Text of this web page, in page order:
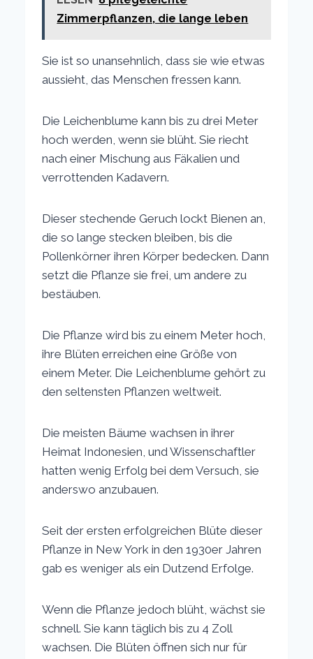
Zimmerpflanzen, die lange leben
Sie ist so unansehnlich, dass sie wie etwas
aussieht, das Menschen fressen kann.
Die Leichenblume kann bis zu drei Meter
hoch werden, wenn sie blüht. Sie riecht
nach einer Mischung aus Fäkalien und
verrottenden Kadavern.
Dieser stechende Geruch lockt Bienen an,
die so lange stecken bleiben, bis die
Pollenkörner ihren Körper bedecken. Dann
setzt die Pflanze sie frei, um andere zu
bestäuben.
Die Pflanze wird bis zu einem Meter hoch,
ihre Blüten erreichen eine Größe von
einem Meter. Die Leichenblume gehört zu
den seltensten Pflanzen weltweit.
Die meisten Bäume wachsen in ihrer
Heimat Indonesien, und Wissenschaftler
hatten wenig Erfolg bei dem Versuch, sie
anderswo anzubauen.
Seit der ersten erfolgreichen Blüte dieser
Pflanze in New York in den 1930er Jahren
gab es weniger als ein Dutzend Erfolge.
Wenn die Pflanze jedoch blüht, wächst sie
schnell. Sie kann täglich bis zu 4 Zoll
wachsen. Die Blüten öffnen sich nur für